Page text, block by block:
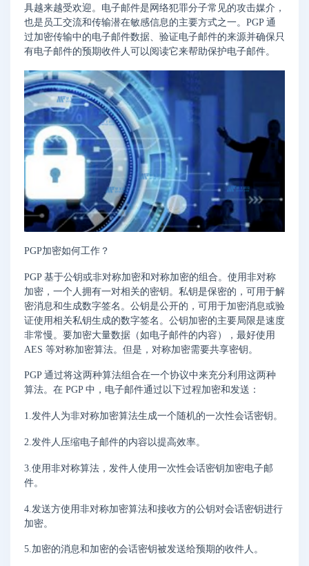
具越来越受欢迎。电子邮件是网络犯罪分子常见的攻击媒介，
也是员工交流和传输潜在敏感信息的主要方式之一。PGP 通
过加密传输中的电子邮件数据、验证电子邮件的来源并确保只
有电子邮件的预期收件人可以阅读它来帮助保护电子邮件。
PGP加密如何工作？
PGP 基于公钥或非对称加密和对称加密的组合。使用非对称
加密，一个人拥有一对相关的密钥。私钥是保密的，可用于解
密消息和生成数字签名。公钥是公开的，可用于加密消息或验
证使用相关私钥生成的数字签名。公钥加密的主要局限是速度
非常慢。要加密大量数据（如电子邮件的内容），最好使用
AES 等对称加密算法。但是，对称加密需要共享密钥。
PGP 通过将这两种算法组合在一个协议中来充分利用这两种
算法。在 PGP 中，电子邮件通过以下过程加密和发送：
1.发件人为非对称加密算法生成一个随机的一次性会话密钥。
2.发件人压缩电子邮件的内容以提高效率。
3.使用非对称算法，发件人使用一次性会话密钥加密电子邮
件。
4.发送方使用非对称加密算法和接收方的公钥对会话密钥进行
加密。
5.加密的消息和加密的会话密钥被发送给预期的收件人。